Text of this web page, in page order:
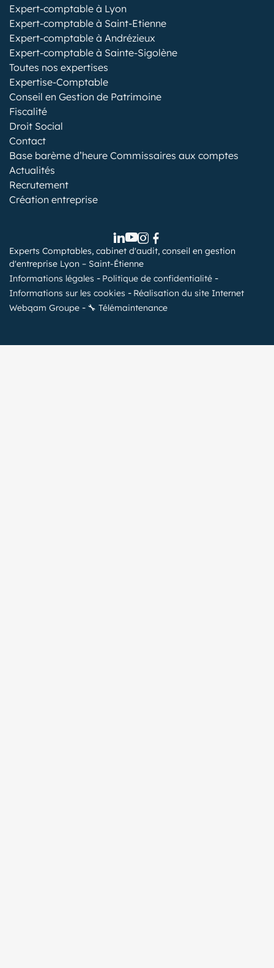
Expert-comptable à Lyon
Expert-comptable à Saint-Etienne
Expert-comptable à Andrézieux
Expert-comptable à Sainte-Sigolène
Toutes nos expertises
Expertise-Comptable
Conseil en Gestion de Patrimoine
Fiscalité
Droit Social
Contact
Base barème d’heure Commissaires aux comptes
Actualités
Recrutement
Création entreprise
Experts Comptables, cabinet d'audit, conseil en gestion
d'entreprise Lyon – Saint-Étienne
Informations légales
Politique de confidentialité
Informations sur les cookies
Réalisation du site Internet
Webqam Groupe
🔧 Télémaintenance